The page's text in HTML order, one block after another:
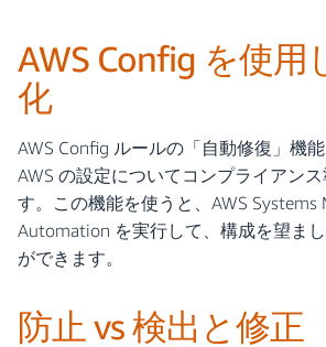
AWS Config を使用
化
AWS Config ルールの「自動修復」機能
AWS の設定についてコンプライアン
す。この機能を使うと、AWS Systems
Automation を実行して、構成を望ま
ができます。
防止 vs 検出と修正